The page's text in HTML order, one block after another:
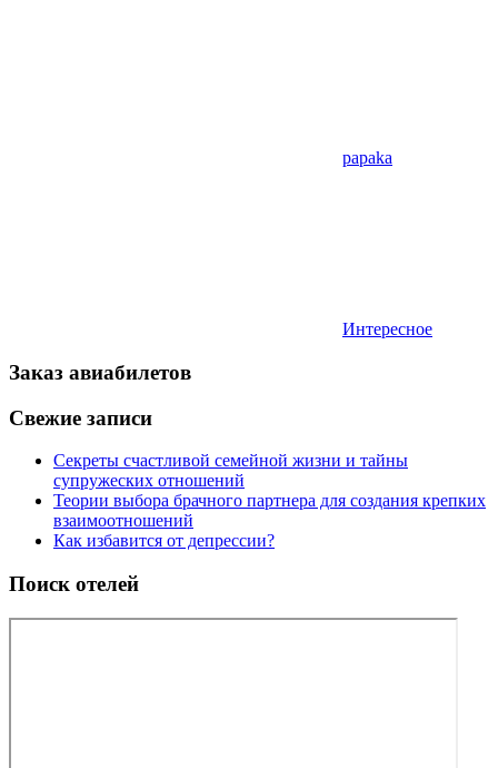
papaka
Интересное
Заказ авиабилетов
Свежие записи
Секреты счастливой семейной жизни и тайны
супружеских отношений
Теории выбора брачного партнера для создания крепких
взаимоотношений
Как избавится от депрессии?
Поиск отелей